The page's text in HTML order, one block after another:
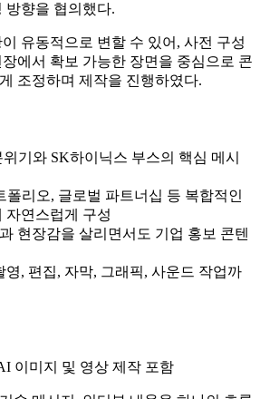
방향을 협의했다.
유동적으로 변할 수 있어, 사전 구성
에서 확보 가능한 장면을 중심으로 콘
조정하며 제작을 진행하였다.
기와 SK하이닉스 부스의 핵심 메시
폴리오, 글로벌 파트너십 등 복합적인
자연스럽게 구성
현장감을 살리면서도 기업 홍보 콘텐
영, 편집, 자막, 그래픽, 사운드 작업까
이미지 및 영상 제작 포함